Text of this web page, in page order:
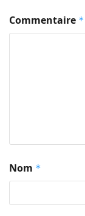
Commentaire *
Nom *